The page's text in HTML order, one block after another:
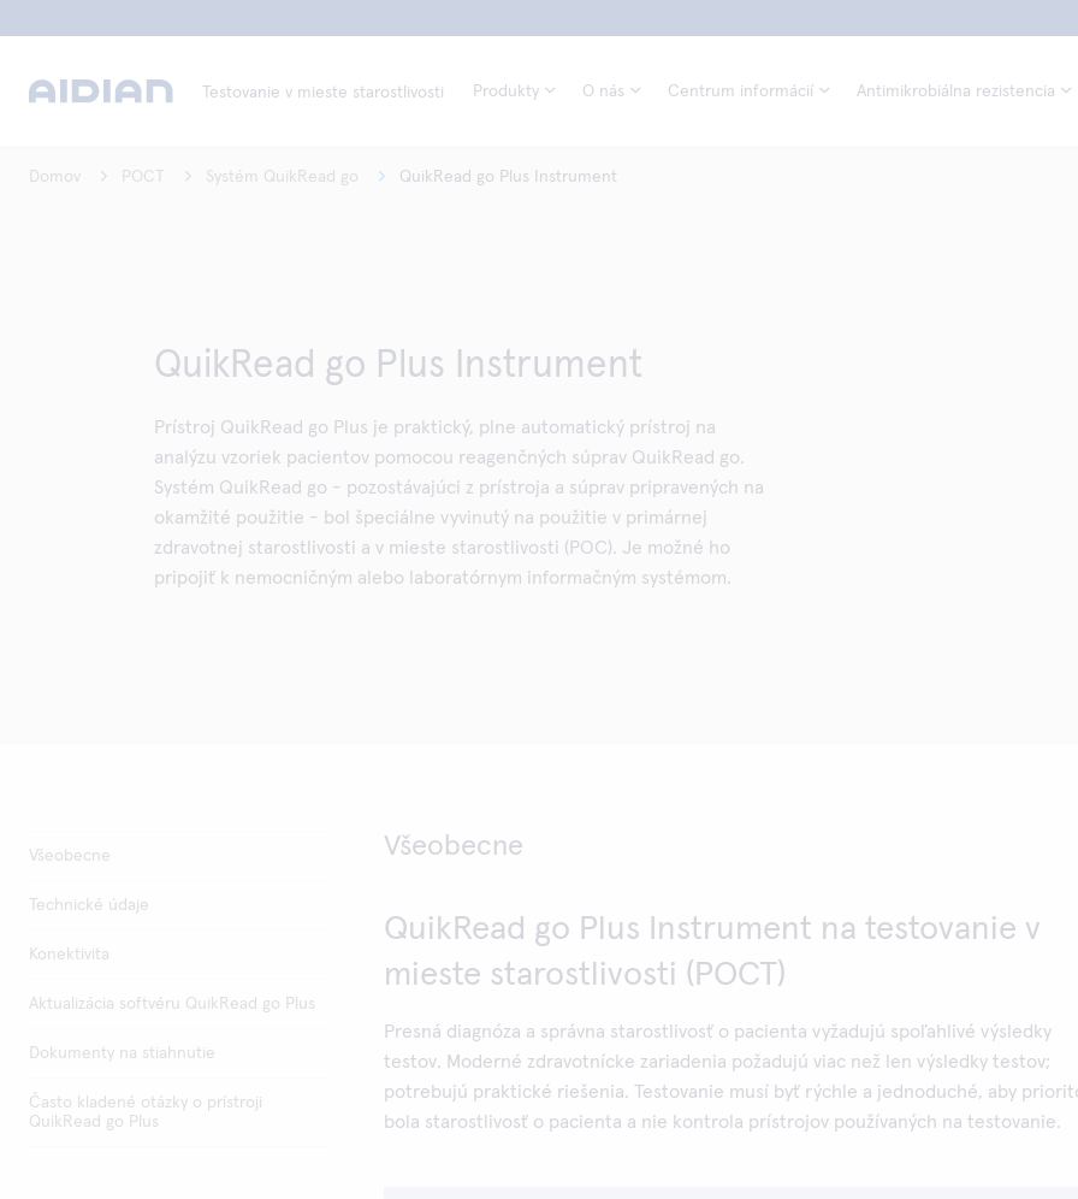
Testovanie v mieste starostlivosti Produkty O nás Centrum informácií Antimikrobiálna rezistencia
Domov POCT Systém QuikRead go QuikRead go Plus Instrument
QuikRead go Plus Instrument
Prístroj QuikRead go Plus je praktický, plne automatický prístroj na
analýzu vzoriek pacientov pomocou reagenčných súprav QuikRead go.
Systém QuikRead go - pozostávajúci z prístroja a súprav pripravených na
okamžité použitie - bol špeciálne vyvinutý na použitie v primárnej
zdravotnej starostlivosti a v mieste starostlivosti (POC). Je možné ho
pripojiť k nemocničným alebo laboratórnym informačným systémom.
Všeobecne
Technické údaje
Konektivita
Aktualizácia softvéru QuikRead go Plus
Dokumenty na stiahnutie
Často kladené otázky o prístroji
QuikRead go Plus
Všeobecne
QuikRead go Plus Instrument na testovanie v
mieste starostlivosti (POCT)
Presná diagnóza a správna starostlivosť o pacienta vyžadujú spoľahlivé výsledky
testov. Moderné zdravotnícke zariadenia požadujú viac než len výsledky testov;
potrebujú praktické riešenia. Testovanie musí byť rýchle a jednoduché, aby
bola starostlivosť o pacienta a nie kontrola prístrojov používaných na testovanie.